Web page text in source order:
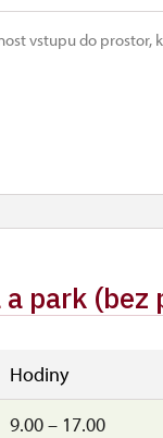
vstupu do prostor,
park (bez
Hodiny
9.00 – 17.00